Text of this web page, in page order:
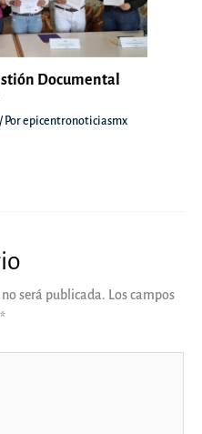
Documental
/ Porepicentronoticiasmx
será publicada. Los campos
*